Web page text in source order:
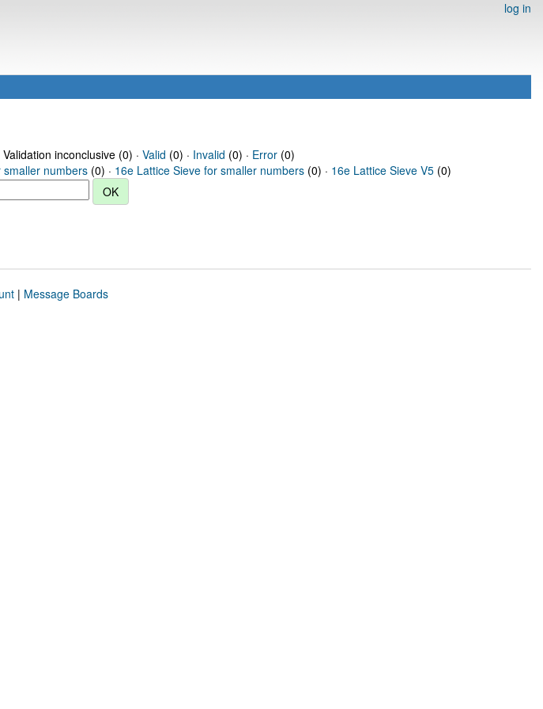
log in
Validation inconclusive (0) · Valid (0) · Invalid (0) · Error(0)
smaller numbers (0) · 16e Lattice Sieve for smaller numbers (0) · 16e Lattice Sieve V5 (0)
| Message Boards